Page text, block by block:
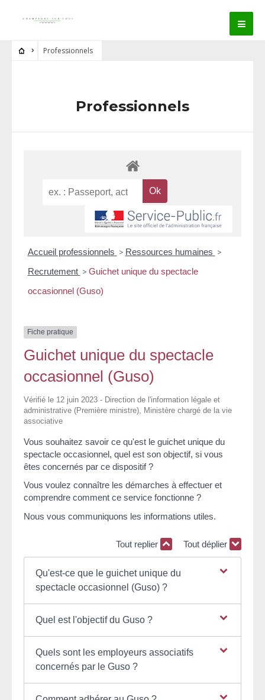
Professionnels
Professionnels
Accueil professionnels > Ressources humaines >
Recrutement > Guichet unique du spectacle
occasionnel (Guso)
Fiche pratique
Guichet unique du spectacle
occasionnel (Guso)
Vérifié le 12 juin 2023 - Direction de l'information légale et
administrative (Première ministre), Ministère chargé de la vie
associative
Vous souhaitez savoir ce qu'est le guichet unique du
spectacle occasionnel, quel est son objectif, si vous
êtes concernés par ce dispositif ?
Vous voulez connaître les démarches à effectuer et
comprendre comment ce service fonctionne ?
Nous vous communiquons les informations utiles.
Tout replier Tout déplier
Qu'est-ce que le guichet unique du
spectacle occasionnel (Guso) ?
Quel est l'objectif du Guso ?
Quels sont les employeurs associatifs
concernés par le Guso ?